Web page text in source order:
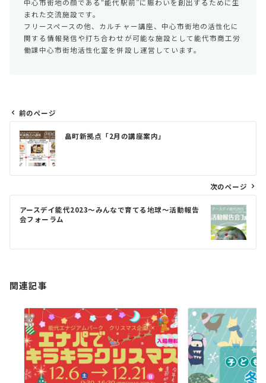
中心市街地の顔である“能代駅前”に賑わいを創出するために生
まれた交流施設です。
フリースペースの他、カルチャー講座、中心市街地の活性化に
関する情報発信や打ち合わせが可能な施設として能代市商工労
働課中心市街地活性化室を併設し運営しています。
投
稿
ナ
ー
前のページ
畠町新拠点「2月の講座案内」
次のページ
アースデイ能代2023～みんなで育てる地球～活動報告
会フォーラム
関連記事